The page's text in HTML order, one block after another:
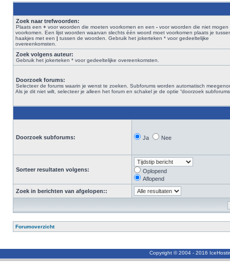
Zoek naar trefwoorden:
Plaats een + voor woorden die moeten voorkomen en een - voor woorden die niet mogen
voorkomen. Een lijst woorden waarvan slechts één woord moet voorkomen plaats je
haakjes met een | tussen de woorden. Gebruik het jokerteken * voor gedeeltelijke
overeenkomsten.
Zoek volgens auteur:
Gebruik het jokerteken * voor gedeeltelijke overeenkomsten.
Doorzoek forums:
Selecteer de forums waarin je wenst te zoeken. Subforums worden automatisch
Als je dit niet wilt, selecteer je alleen het forum en schakel je de optie “doorzoek
Doorzoek subforums: Ja Nee
Sorteer resultaten volgens:
Oplopend
Aflopend
Zoek in berichten van afgelopen::
Forumoverzicht
Copyright © 2004 - 2016